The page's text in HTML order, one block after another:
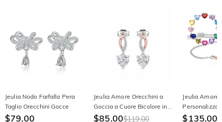
Jeulia Nodo Farfalla Pera
Taglio Orecchini Gocce
$79.00
Jeulia Amore Orecchini a
Goccia a Cuore Bicolore in
Argento Sterling
$85.00$119.00
Jeulia Amore
Cuore con
$135.00